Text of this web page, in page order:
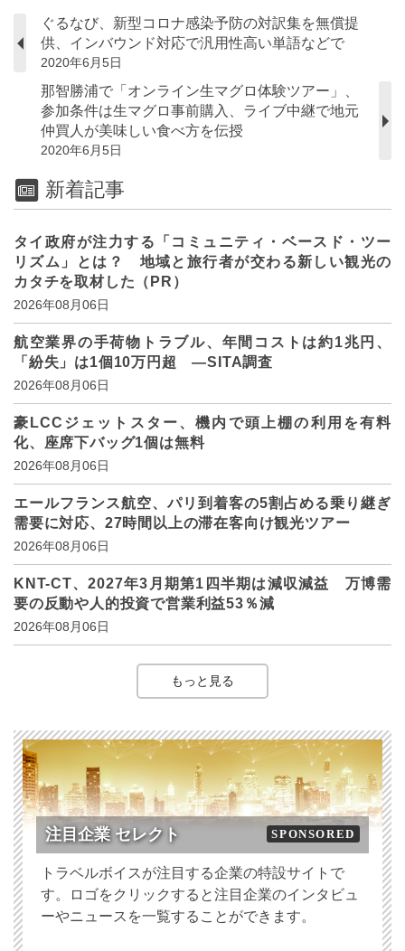
ぐるなび、新型コロナ感染予防の対訳集を無償提
供、インバウンド対応で汎用性高い単語などで
2020年6月5日
那智勝浦で「オンライン生マグロ体験ツアー」、
参加条件は生マグロ事前購入、ライブ中継で地元
仲買人が美味しい食べ方を伝授
2020年6月5日
新着記事
タイ政府が注力する「コミュニティ・ベースド・ツー
リズム」とは？ 地域と旅行者が交わる新しい観光の
カタチを取材した（PR）
2026年08月06日
航空業界の手荷物トラブル、年間コストは約1兆円、
「紛失」は1個10万円超 ―SITA調査
2026年08月06日
豪LCCジェットスター、機内で頭上棚の利用を有料
化、座席下バッグ1個は無料
2026年08月06日
エールフランス航空、パリ到着客の5割占める乗り継ぎ
需要に対応、27時間以上の滞在客向け観光ツアー
2026年08月06日
KNT-CT、2027年3月期第1四半期は減収減益 万博需
要の反動や人的投資で営業利益53％減
2026年08月06日
もっと見る
注目企業 セレクト SPONSORED
トラベルボイスが注目する企業の特設サイトで
す。ロゴをクリックすると注目企業のインタビュ
ーやニュースを一覧することができます。